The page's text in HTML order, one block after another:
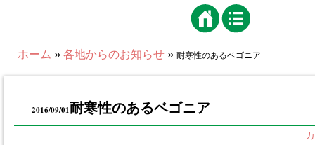
ホーム » 各地からのお知らせ » 耐寒性のあるベゴニア
2016/09/01耐寒性のあるベゴニア